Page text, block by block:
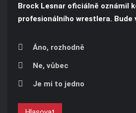
Brock Lesnar oficiálně oznámil
profesionálního wrestlera. Bude
Áno, rozhodně
Ne, vůbec
Je mi to jedno